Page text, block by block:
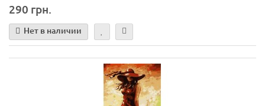
290 грн.
Нет в наличии